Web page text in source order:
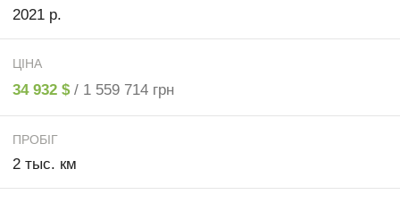
2021 р.
ЦІНА
34 932 $ / 1 559 714 грн
ПРОБІГ
2 тыс. км